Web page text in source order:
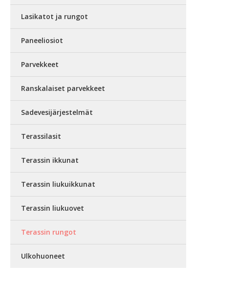
Lasikatot ja rungot
Paneeliosiot
Parvekkeet
Ranskalaiset parvekkeet
Sadevesijärjestelmät
Terassilasit
Terassin ikkunat
Terassin liukuikkunat
Terassin liukuovet
Terassin rungot
Ulkohuoneet